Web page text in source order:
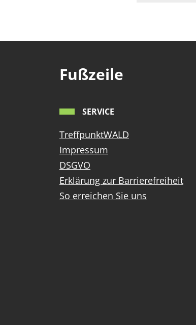
Fußzeile
SERVICE
TreffpunktWALD
Impressum
DSGVO
Erklärung zur Barrierefreiheit
So erreichen Sie uns